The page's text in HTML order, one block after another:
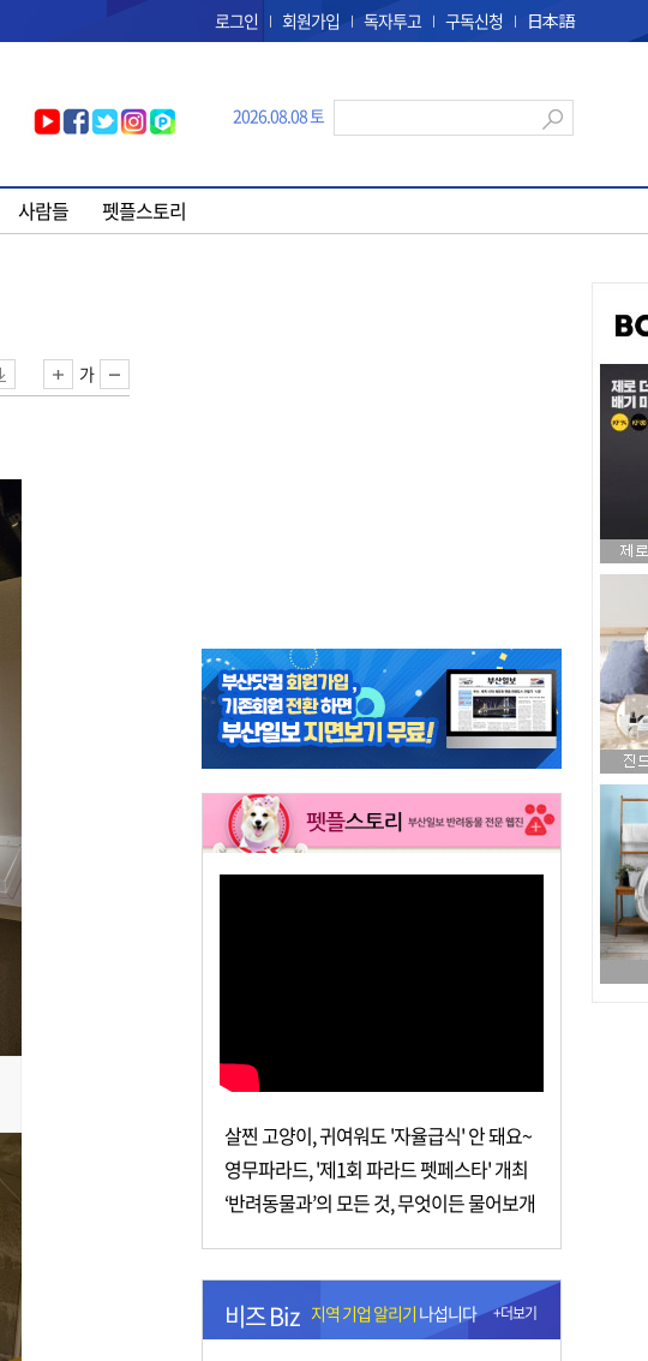
로그인 회원가입 독자투고 구독신청 日本語
2026.08.08 토
사람들 펫플스토리
가
살찐 고양이, 귀여워도 '자율급식' 안 돼요~
영무파라드, '제1회 파라드 펫페스타' 개최
‘반려동물과’의 모든 것, 무엇이든 물어보개
비즈 Biz 지역 기업 알리기 나섭니다 +더보기